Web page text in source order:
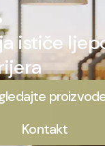
ističe
Kontakt